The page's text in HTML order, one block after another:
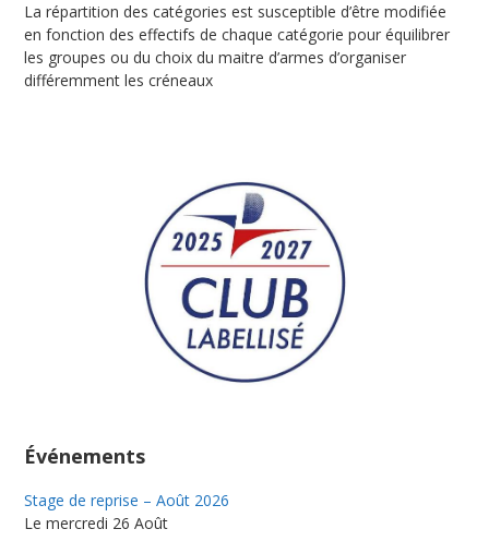
La répartition des catégories est susceptible d’être modifiée
en fonction des effectifs de chaque catégorie pour équilibrer
les groupes ou du choix du maitre d’armes d’organiser
différemment les créneaux
Événements
Stage de reprise – Août 2026
Le mercredi 26 Août